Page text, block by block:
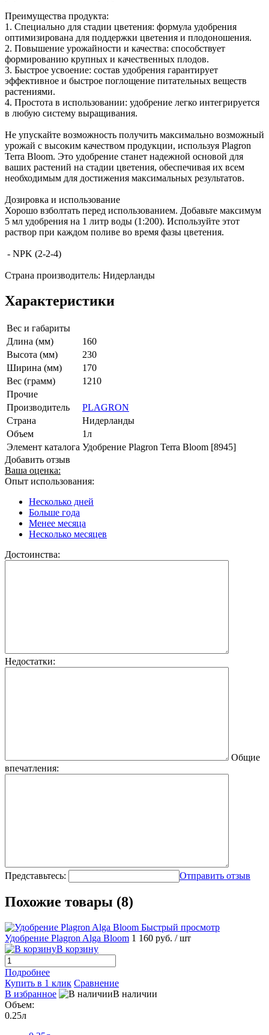
Преимущества продукта:
1. Специально для стадии цветения: формула удобрения
оптимизирована для поддержки цветения и плодоношения.
2. Повышение урожайности и качества: способствует
формированию крупных и качественных плодов.
3. Быстрое усвоение: состав удобрения гарантирует
эффективное и быстрое поглощение питательных веществ
растениями.
4. Простота в использовании: удобрение легко интегрируется
в любую систему выращивания.
Не упускайте возможность получить максимально возможный
урожай с высоким качеством продукции, используя Plagron
Terra Bloom. Это удобрение станет надежной основой для
ваших растений на стадии цветения, обеспечивая их всем
необходимым для достижения максимальных результатов.
Дозировка и использование
Хорошо взболтать перед использованием. Добавьте максимум
5 мл удобрения на 1 литр воды (1:200). Используйте этот
раствор при каждом поливе во время фазы цветения.
- NPK (2-2-4)
Страна производитель: Нидерланды
Характеристики
Вес и габариты
Длина (мм)
160
Высота (мм)
230
Ширина (мм)
170
Вес (грамм)
1210
Прочие
Производитель
PLAGRON
Страна
Нидерланды
Объем
1л
Элемент каталога Удобрение Plagron Terra Bloom [8945]
Добавить отзыв
Ваша оценка:
Опыт использования:
Несколько дней
Больше года
Менее месяца
Несколько месяцев
Достоинства:
Недостатки:
Общие
впечатления:
Представьтесь: Отправить отзыв
Похожие товары (8)
Быстрый просмотр
Удобрение Plagron Alga Bloom 1 160 руб. / шт
В корзину
Подробнее
Купить в 1 клик Сравнение
В избранное
В наличии
Объем:
0.25л